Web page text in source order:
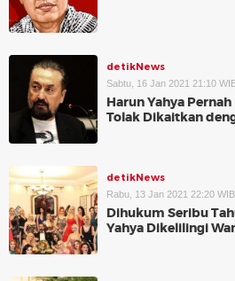
detikNews
Sabtu, 16 Jan 2021 21:10
Harun Yahya
Tolak Dikaitkan
detikNews
Rabu, 13 Jan 2021 22:20 WIB
Dihukum Seribu
Yahya Dikelilingi